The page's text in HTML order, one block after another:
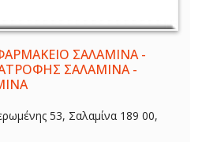
ΣΑΛΑΜΙΝΑ -
ΣΑΛΑΜΙΝΑ -
53, Σαλαμίνα 189 00,